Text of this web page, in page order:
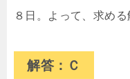
８日。よって、求める
解答：Ｃ